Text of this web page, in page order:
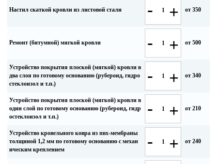
Настил скаткой кровли из листовой стали - + от 350
Ремонт (битумной) мягкой кровли - + от 500
Устройство покрытия плоской (мягкой) кровли в
два слоя по готовому основанию (рубероид, гидро
стеклоизол и т.п.)
- + от 340
Устройство покрытия плоской (мягкой) кровли в
один слой по готовому основанию (рубероид, гидр
остеклоизол и т.п.)
- + от 210
Устройство кровельного ковра из пвх-мембраны
толщиной 1,2 мм по готовому основанию с механ
ическим креплением
- + от 240